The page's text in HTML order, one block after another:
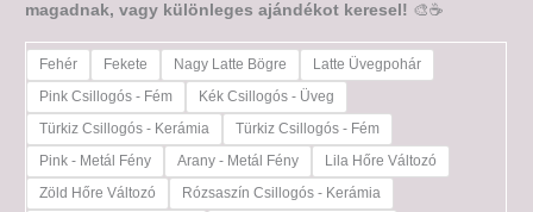
magadnak, vagy különleges ajándékot keresel! 🎨☕
Fehér Fekete Nagy Latte Bögre
Latte Üvegpohár
Pink Csillogós - Fém
Kék Csillogós - Üveg
Türkiz Csillogós - Kerámia
Türkiz Csillogós - Fém
Pink - Metál Fény
Arany - Metál Fény
Lila Hőre Változó
Zöld Hőre Változó
Rózsaszín Csillogós - Kerámia